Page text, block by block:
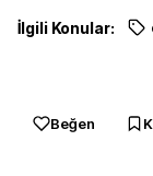
İlgili Konular:
Beğen